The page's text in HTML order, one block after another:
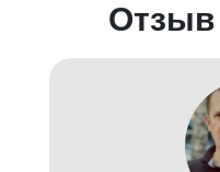
Отзыв